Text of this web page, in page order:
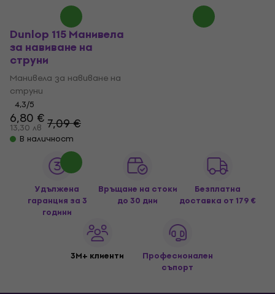
Dunlop 115 Манивела
за навиване на
струни
Манивела за навиване на
струни
4,3/5
6,80 €
13,30 лв 7,09 €
В наличност
Удължена
гаранция за 3
години
Връщане на стоки
до 30 дни
Безплатна
доставка от 179 €
3M+ клиенти
Професионален
съпорт